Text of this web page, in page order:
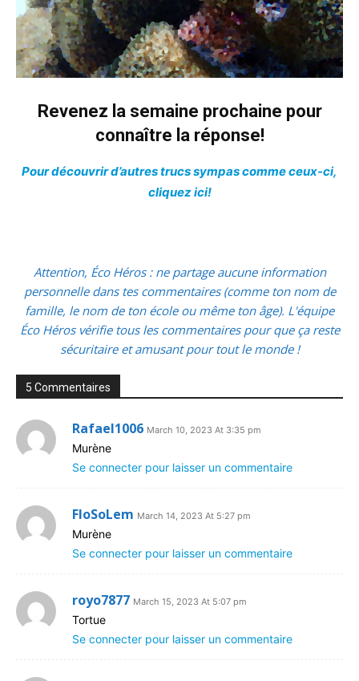
Revenez la semaine prochaine pour
connaître la réponse!
Pour découvrir d’autres trucs sympas comme ceux-ci,
cliquez ici!
Attention, Éco Héros : ne partage aucune information
personnelle dans tes commentaires (comme ton nom de
famille, le nom de ton école ou même ton âge). L'équipe
Éco Héros vérifie tous les commentaires pour que ça reste
sécuritaire et amusant pour tout le monde !
5 Commentaires
Rafael1006 March 10, 2023 At 3:35 pm
Murène
Se connecter pour laisser un commentaire
FloSoLem March 14, 2023 At 5:27 pm
Murène
Se connecter pour laisser un commentaire
royo7877 March 15, 2023 At 5:07 pm
Tortue
Se connecter pour laisser un commentaire